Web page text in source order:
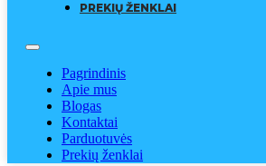
PREKIŲ ŽENKLAI
Pagrindinis
Apie mus
Blogas
Kontaktai
Parduotuvės
Prekių ženklai